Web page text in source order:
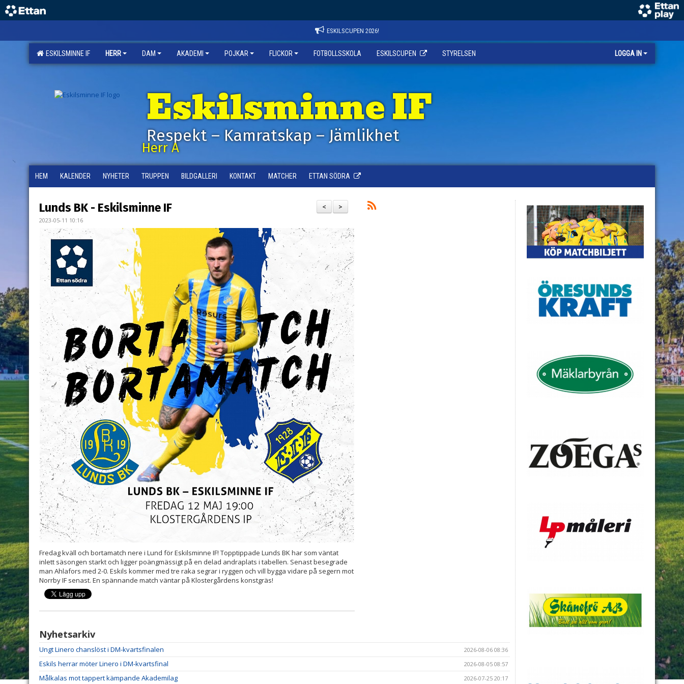
ESKILSCUPEN 2026!
ESKILSMINNE IF HERR DAM AKADEMI POJKAR FLICKOR FOTBOLLSSKOLA ESKILSCUPEN STYRELSEN LOGGA IN
Eskilsminne IF
Respekt – Kamratskap – Jämlikhet
Herr A
HEM KALENDER NYHETER TRUPPEN BILDGALLERI KONTAKT MATCHER ETTAN SÖDRA
>
<
Lunds BK - Eskilsminne IF
2023-05-11 10:16
Fredag kväll och bortamatch nere i Lund för Eskilsminne IF! Topptippade Lunds BK har som väntat
inlett säsongen starkt och ligger poängmässigt på en delad andraplats i tabellen. Senast besegrade
man Ahlafors med 2-0. Eskils kommer med tre raka segrar i ryggen och vill bygga vidare på segern mot
Norrby IF senast. En spännande match väntar på Klostergårdens konstgräs!
Nyhetsarkiv
Ungt Linero chanslöst i DM-kvartsfinalen 2026-08-06 08:36
Eskils herrar möter Linero i DM-kvartsfinal 2026-08-05 08:57
Målkalas mot tappert kämpande Akademilag 2026-07-25 20:17